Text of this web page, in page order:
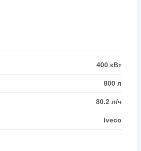
400 кВт
800 л
80.2 л/ч
Iveco